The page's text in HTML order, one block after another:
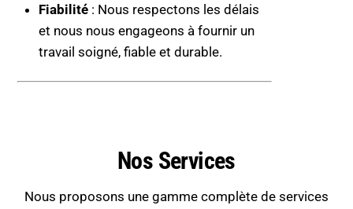
Fiabilité : Nous respectons les délais
et nous nous engageons à fournir un
travail soigné, fiable et durable.
Nos Services
Nous proposons une gamme complète de services